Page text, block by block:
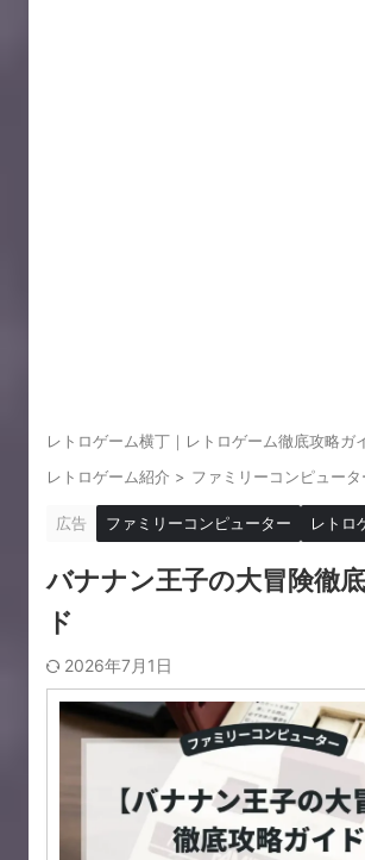
レトロゲーム横丁｜レトロゲーム徹底攻略ガ
レトロゲーム紹介 > ファミリーコンピュータ
広告 ファミリーコンピューター レトロ
バナナン王子の大冒険徹
ド
2026年7月1日